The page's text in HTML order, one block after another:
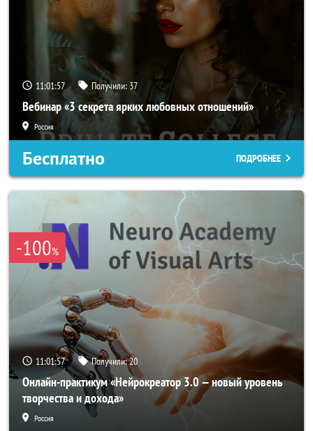
11:01:54 Получили: 37
Вебинар «3 секрета ярких любовных отношений»
Россия
Бесплатно ПОДРОБНЕЕ
-100%
11:01:54 Получили:20
Онлайн-практикум «Нейрокреатор 3.0 — новый уровень
творчества и дохода»
Россия